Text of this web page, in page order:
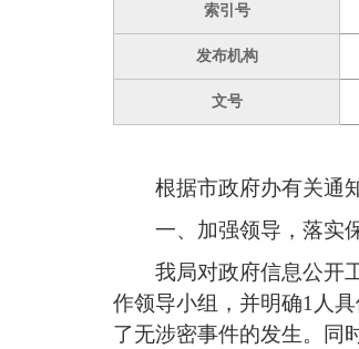
索引号
发布机构
文号
根据市政府办有关通
一、加强领导，落实
我局对政府信息公开
作领导小组，并明确1人
了无涉密事件的发生。同